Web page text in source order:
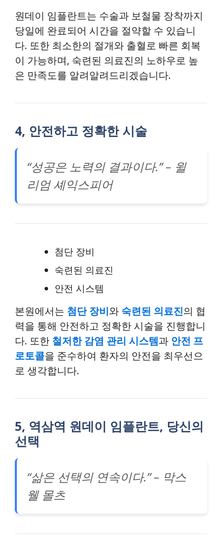
원데이 임플란트는 수술과 보철물 장착까지
당일에 완료되어 시간을 절약할 수 있습니
다. 또한 최소한의 절개와 출혈로 빠른 회복
이 가능하며, 숙련된 의료진의 노하우로 높
은 만족도를 알려알려드리겠습니다.
4, 안전하고 정확한 시술
“성공은 노력의 결과이다.” – 윌
리엄 셰익스피어
첨단 장비
숙련된 의료진
안전 시스템
본원에서는 첨단 장비와 숙련된 의료진의 협
력을 통해 안전하고 정확한 시술을 진행합니
다. 또한 철저한 감염 관리 시스템과 안전 프
로토콜을 준수하여 환자의 안전을 최우선으
로 생각합니다.
5, 역삼역 원데이 임플란트, 당신의
선택
“삶은 선택의 연속이다.” – 막스
웰 몰츠